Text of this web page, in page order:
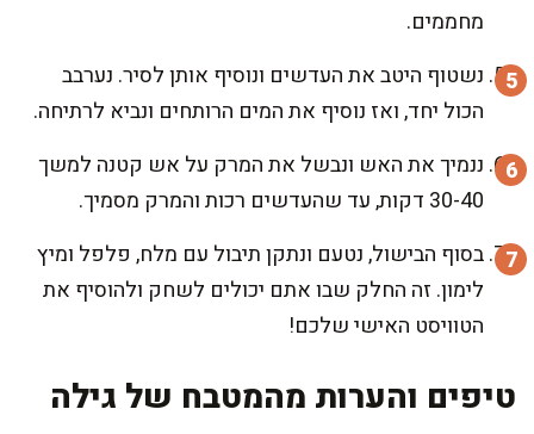
מחממים.
נשטוף היטב את העדשים ונוסיף אותן לסיר. נערבב
הכול יחד, ואז נוסיף את המים הרותחים ונביא לרתיחה.
ננמיך את האש ונבשל את המרק על אש קטנה למשך
30-40 דקות, עד שהעדשים רכות והמרק מסמיך.
בסוף הבישול, נטעם ונתקן תיבול עם מלח, פלפל ומיץ
לימון. זה החלק שבו אתם יכולים לשחק ולהוסיף את
הטוויסט האישי שלכם!
טיפים והערות מהמטבח של גילה